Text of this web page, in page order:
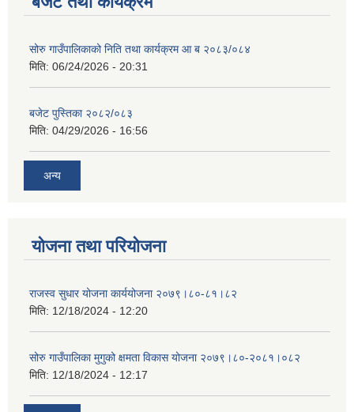
सोरु गाउँपालिकाको निति तथा कार्यक्रम आ ब २०८३/०८४
मिति: 06/24/2026 - 20:31
बजेट पुस्तिका २०८२/०८३
मिति: 04/29/2026 - 16:56
अन्य
योजना तथा परियोजना
राजस्व सुधार योजना कार्ययोजना २०७९।८०-८१।८२
मिति: 12/18/2024 - 12:20
सोरु गाउँपालिका मुगुको क्षमता विकास योजना २०७९।८०-२०८१।०८२
मिति: 12/18/2024 - 12:17